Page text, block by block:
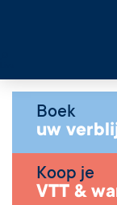
Boek
uw
Koop je
VTT &